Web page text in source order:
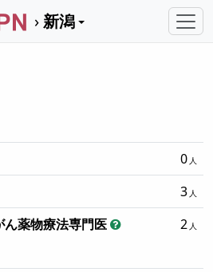
新潟
0
3
薬物療法専門医
2